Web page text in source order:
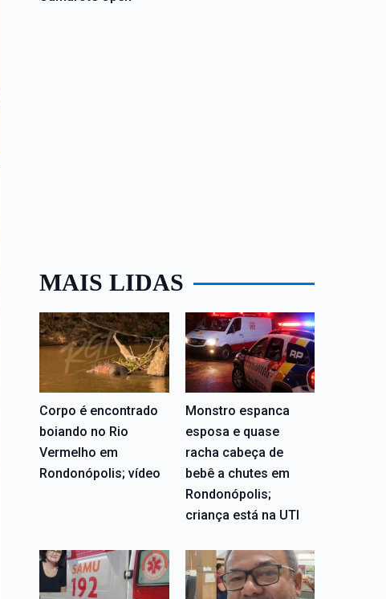
MAIS LIDAS
Corpo é encontrado
boiando no Rio
Vermelho em
Rondonópolis; vídeo
Monstro espanca
esposa e quase
racha cabeça de
bebê a chutes em
Rondonópolis;
criança está na UTI